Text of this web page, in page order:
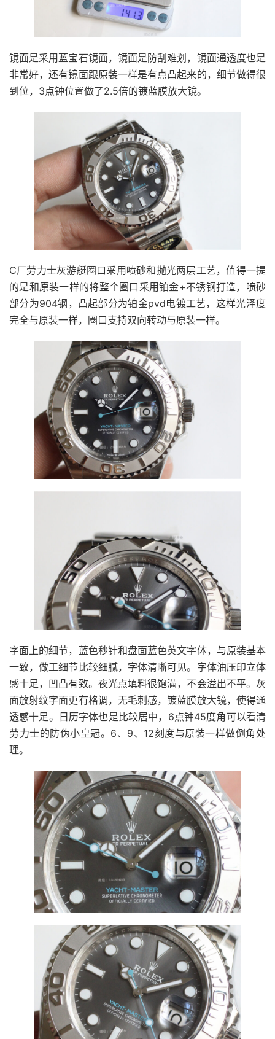
镜面是采用蓝宝石镜面，镜面是防刮难划，镜面通透度也是
非常好，还有镜面跟原装一样是有点凸起来的，细节做得很
到位，3点钟位置做了2.5倍的镀蓝膜放大镜。
C厂劳力士灰游艇圈口采用喷砂和抛光两层工艺，值得一提
的是和原装一样的将整个圈口采用铂金+不锈钢打造，喷砂
部分为904钢，凸起部分为铂金pvd电镀工艺，这样光泽度
完全与原装一样，圈口支持双向转动与原装一样。
字面上的细节，蓝色秒针和盘面蓝色英文字体，与原装基本
一致，做工细节比较细腻，字体清晰可见。字体油压印立体
感十足，凹凸有致。夜光点填料很饱满，不会溢出不平。灰
面放射纹字面更有格调，无毛刺感，镀蓝膜放大镜，使得通
透感十足。日历字体也是比较居中，6点钟45度角可以看清
劳力士的防伪小皇冠。6、9、12刻度与原装一样做倒角处
理。